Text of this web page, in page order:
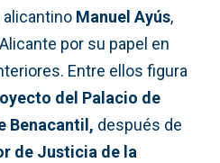
alicantino Manuel Ayús,
por su papel en
Entre ellos figura
del Palacio de
Benacantil, después de
de Justicia de la